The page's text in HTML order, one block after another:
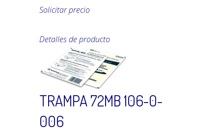
Solicitar precio
Detalles de producto
TRAMPA 72MB 106-0-
006